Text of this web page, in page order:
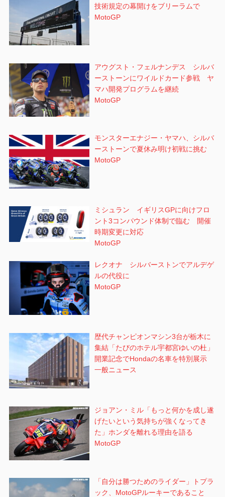
技術規定の幕開けをブリーラムで
MotoGP
アウグスト・フェルナンデス シルバ
ーストーンにワイルドカード参戦 ヤ
マハ開発プログラムを継続
MotoGP
モンスターエナジー・ヤマハ、シルバ
ーストーンで夏休み明け初戦に挑む
MotoGP
ミシュラン イギリスGPに向けフロ
ント3コンパウンド体制で臨む 開催
時期変更に対応
MotoGP
レクオナ シルバーストンでアルデゲ
ルの代役に
MotoGP
歴代チャンピオンマシン3台が栃木に
集結「たびのホテル宇都宮ゆいの杜」
開業記念でHondaの名車を特別展示
一般ニュース
ジョアン・ミル「もっと何かを成し遂
げたいという気持ちが強くなってき
た」ホンダを離れる理由を語る
MotoGP
「自分は勝つためのライダー」トプラ
ック、MotoGPルーキーであること